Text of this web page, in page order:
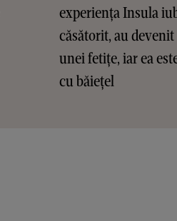
experiența Insula
căsătorit, au
unei fetițe, iar ea
cu băiețel